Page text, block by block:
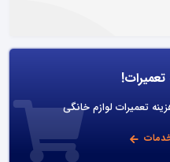
تعمیرات!
تعمیرات لوازم خانگی